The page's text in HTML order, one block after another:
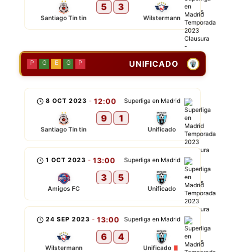
Santiago Tin tin
5 3
Wilstermann
UNIFICADO
P G E G P
Superliga en Madrid
8 OCT 2023 - 12:00
Santiago Tin tin
9 1
Unificado
Superliga en Madrid
1 OCT 2023 - 13:00
Amigos FC
3 5
Unificado
Superliga en Madrid
24 SEP 2023 - 13:00
Wilstermann
6 4
Unificado